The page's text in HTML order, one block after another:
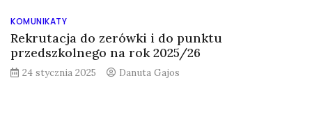
KOMUNIKATY
Rekrutacja do zerówki i do punktu
przedszkolnego na rok 2025/26
24 stycznia 2025 Danuta Gajos